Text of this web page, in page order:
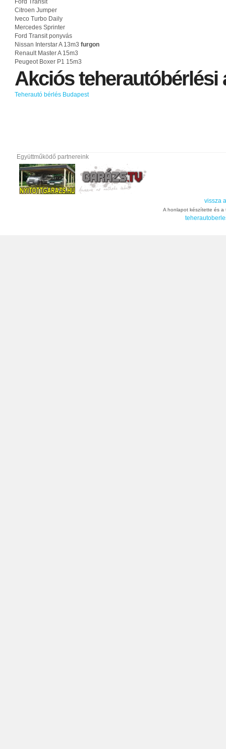
Citroen Jumper
Iveco Turbo Daily
Mercedes Sprinter
Ford Transit ponyvás
Nissan Interstar A 13m3 furgon
Renault Master A 15m3
Peugeot Boxer P1 15m3
Akciósteherautóbérlési
Teherautó bérlés Budapest
Együttműködő partnereink
vissza
A honlapot készítette és